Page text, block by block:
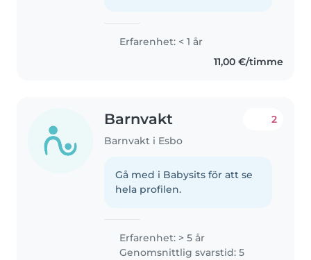
Erfarenhet: < 1 år
11,00 €/timme
Barnvakt
Barnvakt i Esbo
2
Gå med i Babysits för att se
hela profilen.
Erfarenhet: > 5 år
Genomsnittlig svarstid: 5